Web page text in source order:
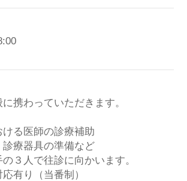
携わっていただきます。
ける医師の診療補助
診療器具の準備など
３人で往診に向かいます。
有り（当番制）